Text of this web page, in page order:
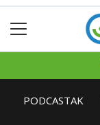
PODCASTAK